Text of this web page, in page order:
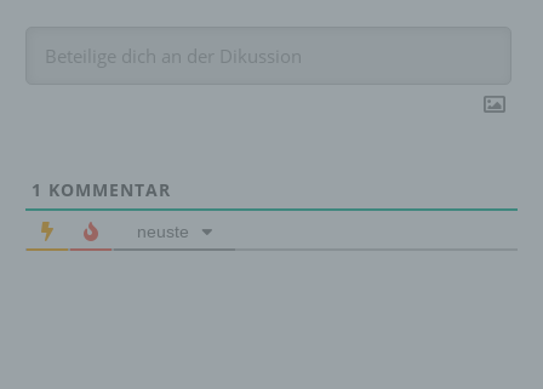
1 KOMMENTAR
neuste
personenbezogenen Daten verwendet
die sich auf eine natürliche Person beziehen,
Lage, Gesundheit, persönlicher Vorlieben,
Interessen, Zuverlässigkeit, Verhalten,
Aufenthaltsort oder Ortswechsel dieser
natürlichen Person zu analysieren oder